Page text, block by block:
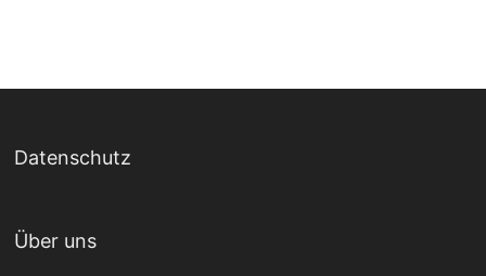
Datenschutz
Über uns